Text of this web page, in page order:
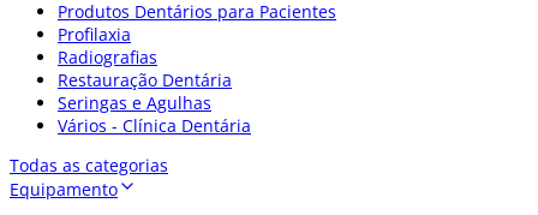
Produtos Dentários para Pacientes
Profilaxia
Radiografias
Restauração Dentária
Seringas e Agulhas
Vários - Clínica Dentária
Todas as categorias
Equipamento